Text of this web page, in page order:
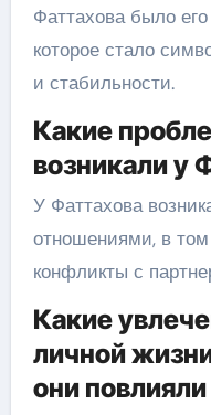
Фаттахова было
которое стало
и стабильности.
Какие
возникали у
У Фаттахова
отношениями, в
конфликты с
Какие
личной
они